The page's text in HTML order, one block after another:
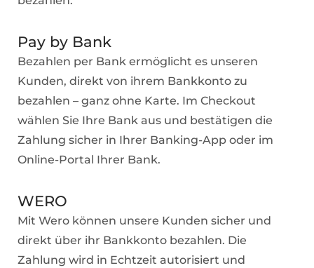
Pay by Bank
Bezahlen per Bank ermöglicht es unseren
Kunden, direkt von ihrem Bankkonto zu
bezahlen – ganz ohne Karte. Im Checkout
wählen Sie Ihre Bank aus und bestätigen die
Zahlung sicher in Ihrer Banking-App oder im
Online-Portal Ihrer Bank.
WERO
Mit Wero können unsere Kunden sicher und
direkt über ihr Bankkonto bezahlen. Die
Zahlung wird in Echtzeit autorisiert und